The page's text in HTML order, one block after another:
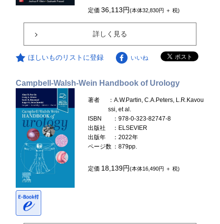
定価36,113円(本体32,830円 ＋ 税)
詳しく見る
ほしいものリストに登録 いいね
Campbell-Walsh-Wein Handbook of Urology
著者
：A.W.Partin, C.A.Peters, L.R.Kavou
ssi, et al.
ISBN
：978-0-323-82747-8
出版社
：ELSEVIER
出版年
：2022年
ページ数 ：879pp.
定価 18,139円(本体16,490円 ＋ 税)